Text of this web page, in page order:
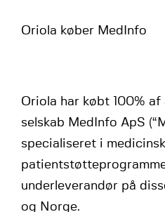
Oriola køber MedInfo
Oriola har købt 100%
selskab MedInfo ApS
specialiseret i
underleverandør på
og Norge.